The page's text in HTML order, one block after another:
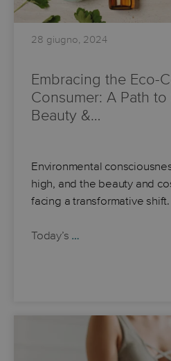
28 giugno, 2024
Embracing the Eco-
Consumer: A Path
Beauty &…
Environmental
high, and the beauty and
facing a transformative shift.
Today’s …